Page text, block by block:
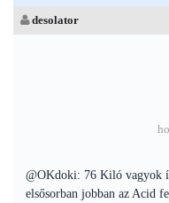
desolator
@OKdoki: 76 Kiló vagyok
elsősorban jobban az Acid